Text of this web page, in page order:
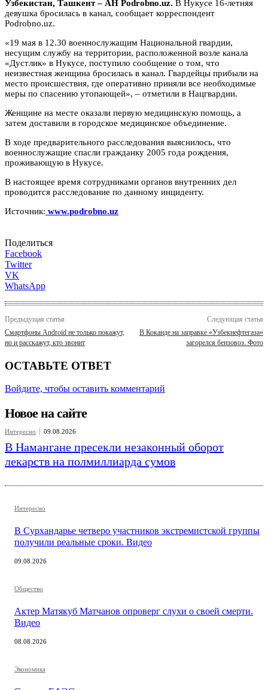
Узбекистан, Ташкент – АН Podrobno.uz. В Нукусе 16-летняя
девушка бросилась в канал, сообщает корреспондент
Podrobno.uz.
«19 мая в 12.30 военнослужащим Национальной гвардии,
несущим службу на территории, расположенной возле канала
«Дустлик» в Нукусе, поступило сообщение о том, что
неизвестная женщина бросилась в канал. Гвардейцы прибыли на
место происшествия, где оперативно приняли все необходимые
меры по спасению утопающей», – отметили в Нацгвардии.
Женщине на месте оказали первую медицинскую помощь, а
затем доставили в городское медицинское объединение.
В ходе предварительного расследования выяснилось, что
военнослужащие спасли гражданку 2005 года рождения,
проживающую в Нукусе.
В настоящее время сотрудниками органов внутренних дел
проводится расследование по данному инциденту.
Источник: www.podrobno.uz
Поделиться
Facebook
Twitter
VK
WhatsApp
Предыдущая статья
Смартфоны Android не только покажут,
но и расскажут, кто звонит
Следующая статья
В Коканде на заправке «Узбекнефтегаза»
загорелся бензовоз. Фото
ОСТАВЬТЕ ОТВЕТ
Войдите, чтобы оставить комментарий
Новое на сайте
Интересно 09.08.2026
В Намангане пресекли незаконный оборот
лекарств на полмиллиарда сумов
Интересно
В Сурхандарье четверо участников экстремистской группы
получили реальные сроки. Видео
09.08.2026
Общество
Актер Матякуб Матчанов опроверг слухи о своей смерти.
Видео
08.08.2026
Экономика